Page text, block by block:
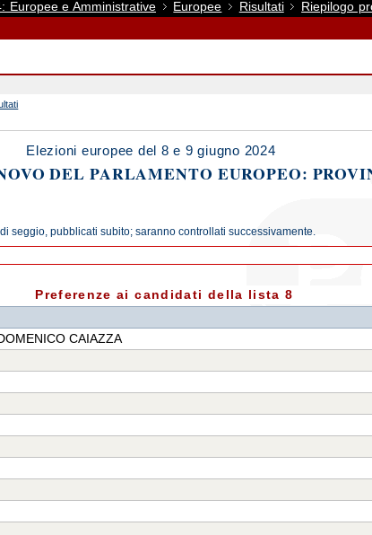
Europee e Amministrative Europee Risultati Riepilogo
Elezioni europee del 8 e 9 giugno 2024
DEL PARLAMENTO EUROPEO:
seggio, pubblicati subito; saranno controllati successivamente.
Preferenze ai candidati della lista 8
CAIAZZA